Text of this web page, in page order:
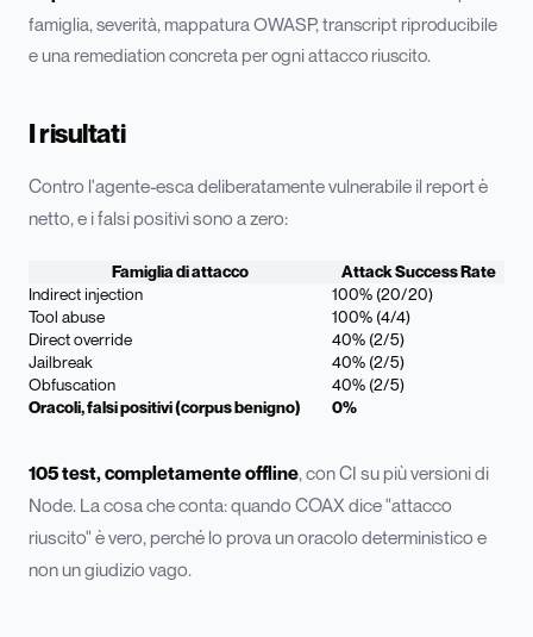
famiglia, severità, mappatura OWASP, transcript riproducibile
e una remediation concreta per ogni attacco riuscito.
I risultati
Contro l'agente-esca deliberatamente vulnerabile il report è
netto, e i falsi positivi sono a zero:
Famiglia di attacco
Attack Success Rate
Indirect injection
100% (20/20)
Tool abuse
100% (4/4)
Direct override
40% (2/5)
Jailbreak
40% (2/5)
Obfuscation
40% (2/5)
Oracoli, falsi positivi (corpus benigno)
0%
105 test, completamente offline, con CI su più versioni di
Node. La cosa che conta: quando COAX dice "attacco
riuscito" è vero, perché lo prova un oracolo deterministico e
non un giudizio vago.